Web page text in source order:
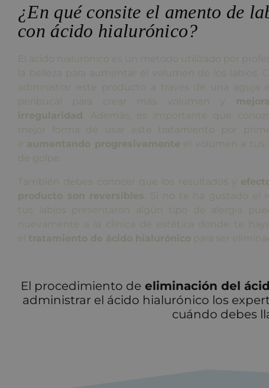
¿En qué consite el amento de
con ácido hialurónico?
El ácido hialurónico es un método utilizado por
la belleza para aumentar el volumen de los labios.
administrar este producto a través de una aguja
peribucal para crear más volumen y
irregularidad . Además, es importante que
mejor forma de usar este tratamiento por
ir aumentando progresivamente el volumen a tus
de golpe.
También debes conocer que los resultados y
producto son reversibles . Si no te ha gustado el
tus labios presentaron algún tipo de alergia
nuevamente a la clínica de estética donde te
el tratamiento de ácido hialurónico para ser
El procedimiento de eliminación del
administrar el ácido hialurónico los
cuándo debes